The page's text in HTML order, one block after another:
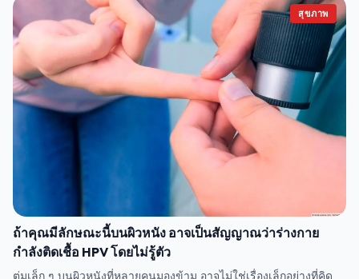
สุขภาพ
ถ้าคุณมีลักษณะนี้บนผิวหนัง อาจเป็นสัญญาณว่าร่างกาย
กำลังติดเชื้อ HPV โดยไม่รู้ตัว
ตุ่มเล็ก ๆ บนผิวหนังที่หลายคนมองข้าม อาจไม่ใช่เรื่องเล็กอย่างที่คิด